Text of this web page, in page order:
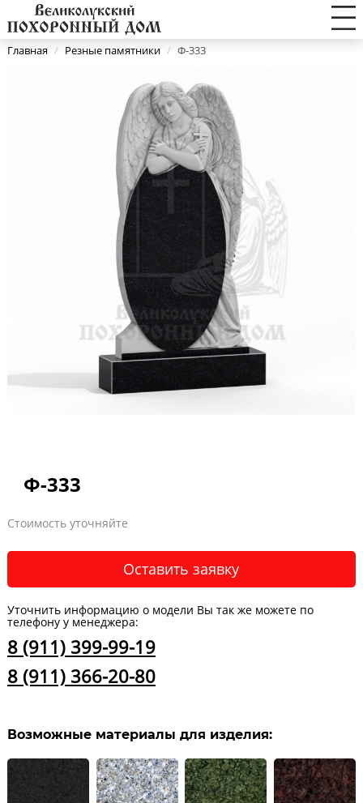
Главная / Резные памятники / Ф-333
Ф-333
Стоимость уточняйте
Оставить заявку
Уточнить информацию о модели Вы так же можете по
телефону у менеджера:
8 (911) 399-99-19
8 (911) 366-20-80
Возможные материалы для изделия: